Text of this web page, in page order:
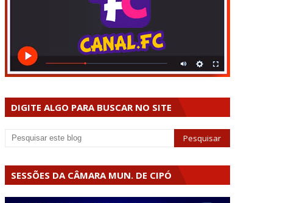
DIGITE ALGO PARA BUSCAR NO SITE
SESSÕES DA CÂMARA MUN. DE CIPÓ